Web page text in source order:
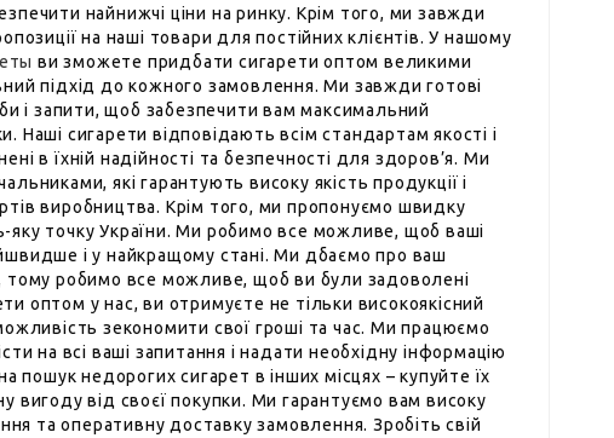
найнижчі ціни на ринку. Крім того, ми завжди
на наші товари для постійних клієнтів. У нашому
ви зможете придбати сигарети оптом великими
підхід до кожного замовлення. Ми завжди готові
і запити, щоб забезпечити вам максимальний
Наші сигарети відповідають всім стандартам якості і
в їхній надійності та безпечності для здоров’я. Ми
які гарантують високу якість продукції і
виробництва. Крім того, ми пропонуємо швидку
яку точку України. Ми робимо все можливе, щоб ваші
і у найкращому стані. Ми дбаємо про ваш
тому робимо все можливе, щоб ви були задоволені
оптом у нас, ви отримуєте не тільки високоякісний
зекономити свої гроші та час. Ми працюємо
на всі ваші запитання і надати необхідну інформацію
пошук недорогих сигарет в інших місцях – купуйте їх
вигоду від своєї покупки. Ми гарантуємо вам високу
та оперативну доставку замовлення. Зробіть свій